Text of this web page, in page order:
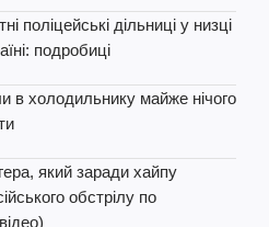
поліцейські дільниці у низці
подробиці
в холодильнику майже нічого
який заради хайпу
обстрілу по